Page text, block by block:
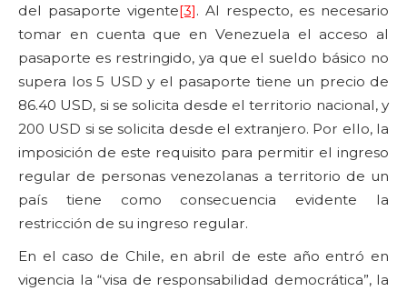
del pasaporte vigente[3]. Al respecto, es necesario
tomar en cuenta que en Venezuela el acceso al
pasaporte es restringido, ya que el sueldo básico no
supera los 5 USD y el pasaporte tiene un precio de
86.40 USD, si se solicita desde el territorio nacional, y
200 USD si se solicita desde el extranjero. Por ello, la
imposición de este requisito para permitir el ingreso
regular de personas venezolanas a territorio de un
país tiene como consecuencia evidente la
restricción de su ingreso regular.
En el caso de Chile, en abril de este año entró en
vigencia la “visa de responsabilidad democrática”, la